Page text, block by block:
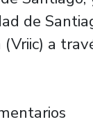
de
a